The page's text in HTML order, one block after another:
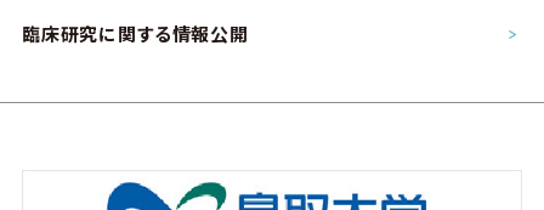
臨床研究に関する情報公開